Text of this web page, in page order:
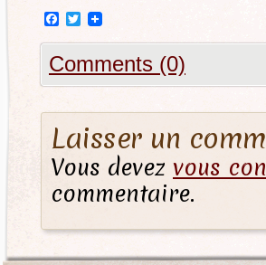
Facebook
Twitter
Comments (0)
Laisser un
Vous devez vous
commentaire.